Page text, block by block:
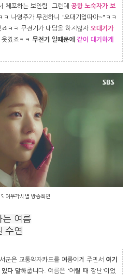
체포하는 보안팀. 그런데 공항 노숙자가 보
ㅋ 나영주가 무전하니 "오대기업따아~"ㅋㅋ
ㅋㅋ 무전기가 대답을 하지않자 오대기가
겼죠ㅋㅋ 무전기 일때문에 같이 대기하게
여우각시별 방송화면
는 여름
수연
군은 교통약자카드를 여름에게 주면서 여기
있다 말해줍니다. 여름은 '어릴 때 장난'이었